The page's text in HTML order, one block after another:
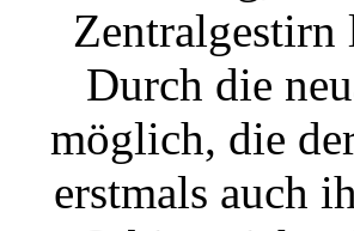
Durch die
möglich, die
erstmals auch